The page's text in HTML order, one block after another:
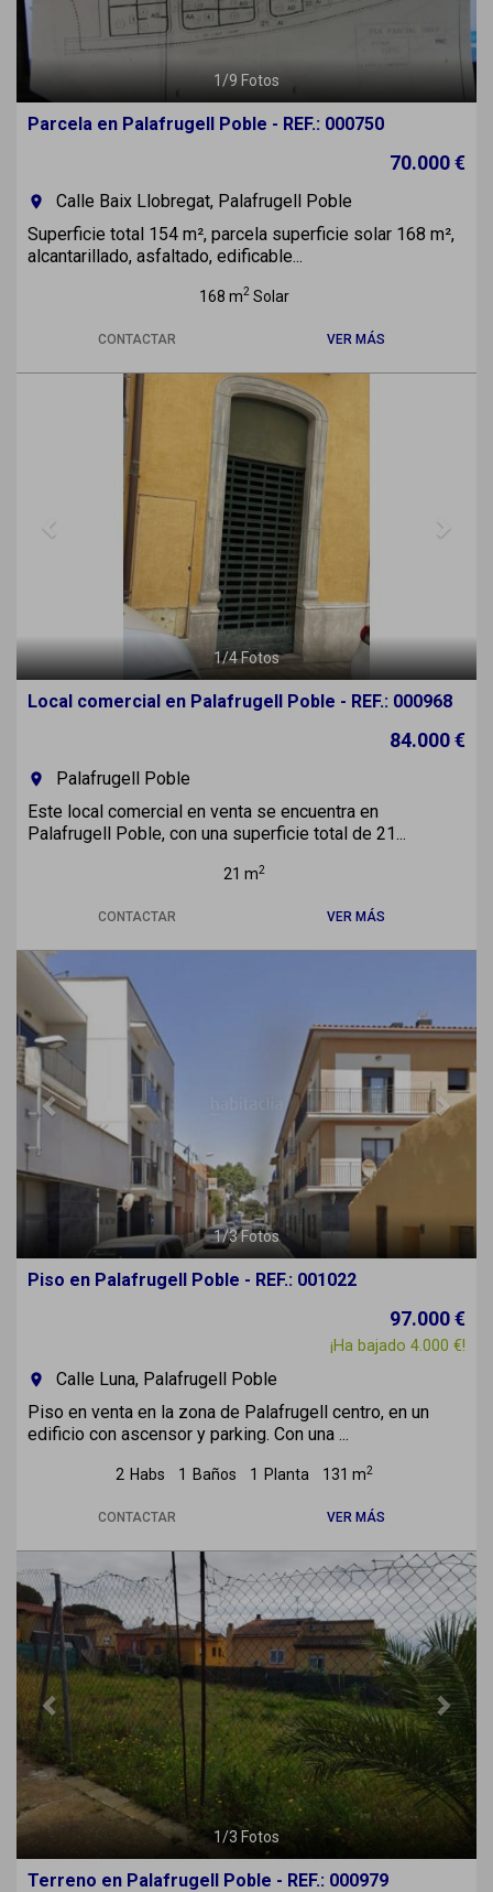
1 /9 Fotos
Parcela en Palafrugell Poble - REF.: 000750
70.000 €
room
Calle Baix Llobregat, Palafrugell Poble
Superficie total 154 m², parcela superficie solar 168 m²,
alcantarillado, asfaltado, edificable...
168 m2Solar
CONTACTAR VER MÁS
Previous
1/4Fotos
Local comercial en Palafrugell Poble - REF.: 000968
84.000 €
room
Palafrugell Poble
Este local comercial en venta se encuentra en
Palafrugell Poble, con una superficie total de 21...
21 m2
CONTACTAR VER MÁS
Previous
1/3Fotos
Piso en Palafrugell Poble - REF.: 001022
97.000 €
¡Ha bajado 4.000 €!
room
Calle Luna, Palafrugell Poble
Piso en venta en la zona de Palafrugell centro, en un
edificio con ascensor y parking. Con una ...
2 Habs 1 Baños 1 Planta 131 m2
CONTACTAR VER MÁS
Next
1/3 Fotos
Terreno en Palafrugell Poble - REF.: 000979